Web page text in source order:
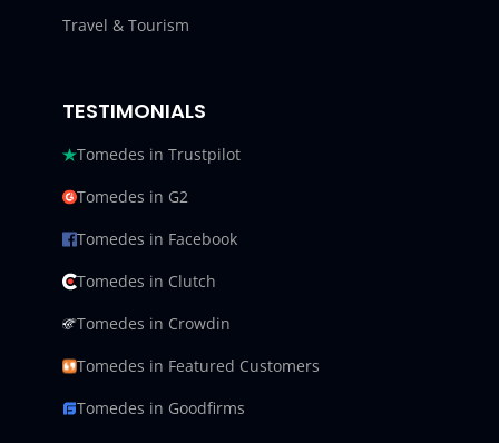
Travel & Tourism
TESTIMONIALS
Tomedes in Trustpilot
Tomedes in G2
Tomedes in Facebook
Tomedes in Clutch
Tomedes in Crowdin
Tomedes in Featured Customers
Tomedes in Goodfirms